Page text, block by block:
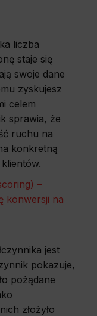
liczba
staje się
swoje dane
zyskujesz
celem
sprawia, że
ruchu na
konkretną
–
konwersji na
jest
pokazuje,
pożądane
złożyło